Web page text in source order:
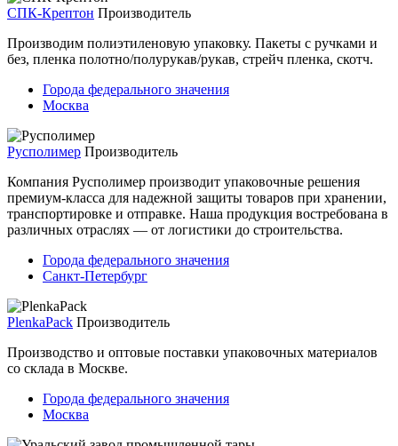
СПК-Крептон Производитель
Производим полиэтиленовую упаковку. Пакеты с ручками и
без, пленка полотно/полурукав/рукав, стрейч пленка, скотч.
Города федерального значения
Москва
Русполимер Производитель
Компания Русполимер производит упаковочные решения
премиум-класса для надежной защиты товаров при хранении,
транспортировке и отправке. Наша продукция востребована в
различных отраслях — от логистики до строительства.
Города федерального значения
Санкт-Петербург
PlenkaPack Производитель
Производство и оптовые поставки упаковочных материалов
cо склада в Москве.
Города федерального значения
Москва